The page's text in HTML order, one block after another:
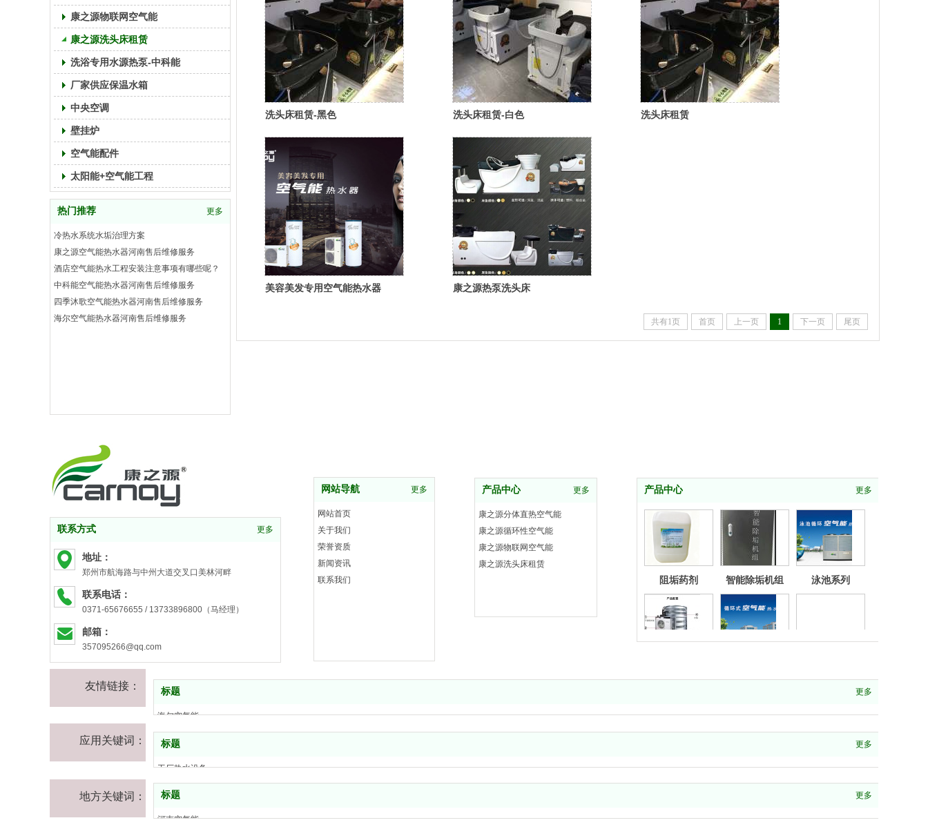
康之源物联网空气能
康之源洗头床租赁
洗浴专用水源热泵-中科能
厂家供应保温水箱
中央空调
壁挂炉
空气能配件
太阳能+空气能工程
热门推荐 更多
冷热水系统水垢治理方案
康之源空气能热水器河南售后维修服务
酒店空气能热水工程安装注意事项有哪些呢？
中科能空气能热水器河南售后维修服务
四季沐歌空气能热水器河南售后维修服务
海尔空气能热水器河南售后维修服务
洗头床租赁-黑色 洗头床租赁-白色 洗头床租赁
美容美发专用空气能热水器 康之源热泵洗头床
共有1页 首页 上一页 1 下一页 尾页
友情链接：
应用关键词：
地方关键词：
联系方式 更多
地址：
郑州市航海路与中州大道交叉口美林河畔
联系电话：
0371-65676655 / 13733896800（马经理）
邮箱：
357095266@qq.com
网站导航 更多
网站首页
关于我们
荣誉资质
新闻资讯
联系我们
产品中心 更多
康之源分体直热空气能
康之源循环性空气能
康之源物联网空气能
康之源洗头床租赁
产品中心 更多
阻垢药剂 智能除垢机组 泳池系列
标题 更多
海尔空气能
四季沐歌空气能
中科能空气能
河南康之源热水工程
康之源空气能维修
河南物联网空气能品牌
康之源空气能
标题 更多
工厂热水设备
学校宿舍热水工程
浴池热水工程
宾馆热水工程
标题 更多
河南空气能